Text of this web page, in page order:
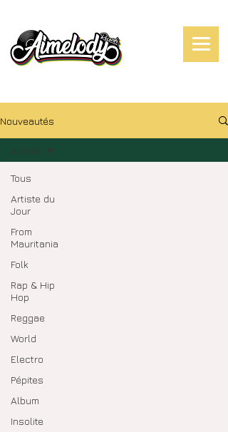
Nouveautés
Tous
Artiste du
Jour
From
Mauritania
Folk
Rap & Hip
Hop
Reggae
World
Electro
Pépites
Album
Insolite
Autres